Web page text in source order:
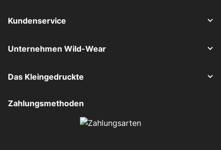
Kundenservice
Unternehmen Wild-Wear
Das Kleingedruckte
Zahlungsmethoden